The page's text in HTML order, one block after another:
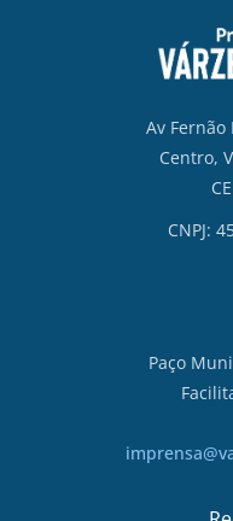
Av Fernão
Centro,
CNPJ:
Paço